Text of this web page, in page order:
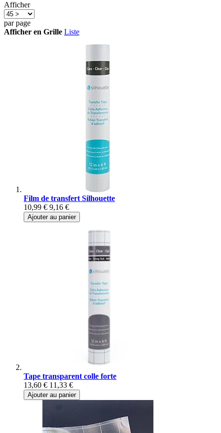
Afficher
par page
Afficher en Grille Liste
Film de transfert Silhouette
10,99 € 9,16 €
Ajouter au panier
Tape transparent colle forte
13,60 € 11,33 €
Ajouter au panier